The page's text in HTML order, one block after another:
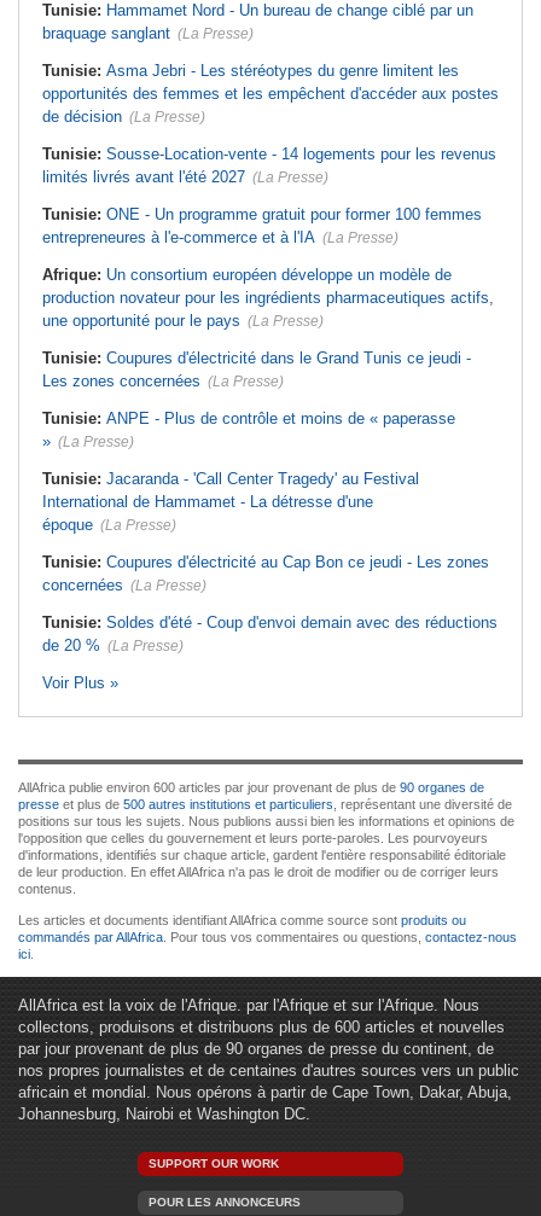
Tunisie: Hammamet Nord - Un bureau de change ciblé par un
braquage sanglant (La Presse)
Tunisie: Asma Jebri - Les stéréotypes du genre limitent les
opportunités des femmes et les empêchent d'accéder aux postes
de décision (La Presse)
Tunisie: Sousse-Location-vente - 14 logements pour les revenus
limités livrés avant l'été 2027 (La Presse)
Tunisie: ONE - Un programme gratuit pour former 100 femmes
entrepreneures à l'e-commerce et à l'IA (La Presse)
Afrique: Un consortium européen développe un modèle de
production novateur pour les ingrédients pharmaceutiques actifs,
une opportunité pour le pays (La Presse)
Tunisie: Coupures d'électricité dans le Grand Tunis ce jeudi -
Les zones concernées (La Presse)
Tunisie: ANPE - Plus de contrôle et moins de « paperasse
» (La Presse)
Tunisie: Jacaranda - 'Call Center Tragedy' au Festival
International de Hammamet - La détresse d'une
époque (La Presse)
Tunisie: Coupures d'électricité au Cap Bon ce jeudi - Les zones
concernées (La Presse)
Tunisie: Soldes d'été - Coup d'envoi demain avec des réductions
de 20 % (La Presse)
Voir Plus »
AllAfrica publie environ 600 articles par jour provenant de plus de 90 organes de
presse et plus de 500 autres institutions et particuliers , représentant une diversité de
positions sur tous les sujets. Nous publions aussi bien les informations et opinions de
l'opposition que celles du gouvernement et leurs porte-paroles. Les pourvoyeurs
d'informations, identifiés sur chaque article, gardent l'entière responsabilité éditoriale
de leur production. En effet AllAfrica n'a pas le droit de modifier ou de corriger leurs
contenus.
Les articles et documents identifiant AllAfrica comme source sont produits ou
commandés par AllAfrica . Pour tous vos commentaires ou questions, contactez-nous
ici
AllAfrica est la voix de l'Afrique. par l'Afrique et sur l'Afrique. Nous
collectons, produisons et distribuons plus de 600 articles et nouvelles
par jour provenant de plus de 90 organes de presse du continent, de
nos propres journalistes et de centaines d'autres sources vers un public
africain et mondial. Nous opérons à partir de Cape Town, Dakar, Abuja,
Johannesburg, Nairobi et Washington DC.
SUPPORT OUR WORK
POUR LES ANNONCEURS